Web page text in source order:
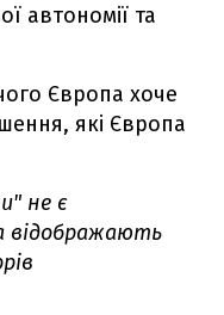
автономії та
Європа хоче
які Європа
не є
відображають